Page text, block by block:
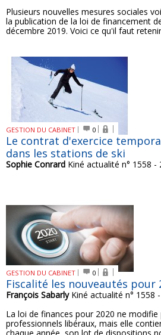
Plusieurs nouvelles mesures sociales
la publication de la loi de financement
décembre 2019. Voici ce qu'il faut
GESTION DU CABINET 0
Le contrat d'exercice
dans les stations de ski
Sophie Conrard Kiné actualité n° 1558 -
GESTION DU CABINET 0
Fiscalité les nouveautés pour
François SabarlyKiné actualité n° 1558
La loi de finances pour 2020 ne modifie
professionnels libéraux, mais elle